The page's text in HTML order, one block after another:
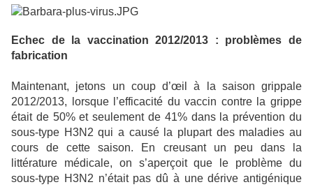
Echec de la vaccination 2012/2013 : problèmes de
fabrication
Maintenant, jetons un coup d’œil à la saison grippale
2012/2013, lorsque l’efficacité du vaccin contre la grippe
était de 50% et seulement de 41% dans la prévention du
sous-type H3N2 qui a causé la plupart des maladies au
cours de cette saison. En creusant un peu dans la
littérature médicale, on s’aperçoit que le problème du
sous-type H3N2 n’était pas dû à une dérive antigénique